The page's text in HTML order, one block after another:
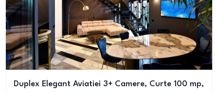
Duplex Elegant Aviatiei 3+ Camere, Curte 100 mp,